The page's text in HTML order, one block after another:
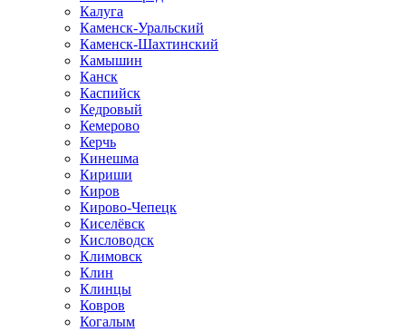
Калуга
Каменск-Уральский
Каменск-Шахтинский
Камышин
Канск
Каспийск
Кедровый
Кемерово
Керчь
Кинешма
Кириши
Киров
Кирово-Чепецк
Киселёвск
Кисловодск
Климовск
Клин
Клинцы
Ковров
Когалым